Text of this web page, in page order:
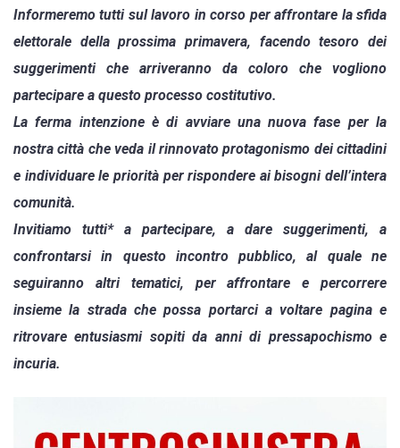
Informeremo tutti sul lavoro in corso per affrontare la sfida
elettorale della prossima primavera, facendo tesoro dei
suggerimenti che arriveranno da coloro che vogliono
partecipare a questo processo costitutivo.
La ferma intenzione è di avviare una nuova fase per la
nostra città che veda il rinnovato protagonismo dei cittadini
e individuare le priorità per rispondere ai bisogni dell’intera
comunità.
Invitiamo tutti* a partecipare, a dare suggerimenti, a
confrontarsi in questo incontro pubblico, al quale ne
seguiranno altri tematici, per affrontare e percorrere
insieme la strada che possa portarci a voltare pagina e
ritrovare entusiasmi sopiti da anni di pressapochismo e
incuria.